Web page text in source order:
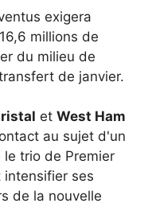
exigera
millions de
du milieu de
de janvier.
et West Ham
au sujet d'un
trio de Premier
ses
de la nouvelle